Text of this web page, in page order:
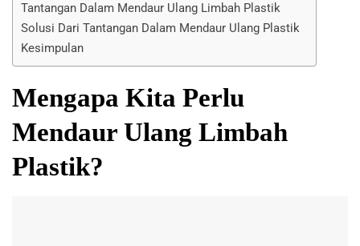
Tantangan Dalam Mendaur Ulang Limbah Plastik
Solusi Dari Tantangan Dalam Mendaur Ulang Plastik
Kesimpulan
Mengapa Kita Perlu
Mendaur Ulang Limbah
Plastik?